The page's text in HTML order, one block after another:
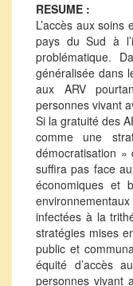
RESUME :
L’accès aux
pays du Sud à
problématique.
généralisée dans
aux ARV
personnes vivant
Si la gratuité des
comme une
démocratisation »
suffira pas face
économiques et
infectées à la
stratégies mises
public et
équité d’accès
personnes vivant